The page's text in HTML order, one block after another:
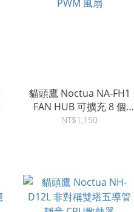
貓頭鷹 Noctua NA-FH1
FAN HUB 可擴充 8 個
PWM 風扇
NT$1,150